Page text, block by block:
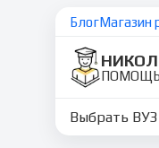
БлогМагазин
Выбрать ВУЗ